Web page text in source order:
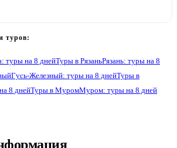
1
туров:
туры на 8 днейТуры в РязаньРязань: туры на 8
Гусь-Железный: туры на 8 днейТуры в
8 днейТуры в МуромМуром: туры на 8 дней
туры на 8 дней
туры на 8 дней